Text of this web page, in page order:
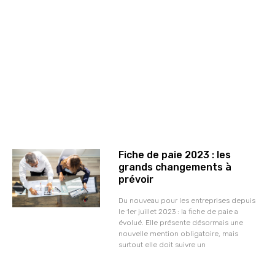
Fiche de paie 2023 : les
grands changements à
prévoir
Du nouveau pour les entreprises depuis
le 1er juillet 2023 : la fiche de paie a
évolué. Elle présente désormais une
nouvelle mention obligatoire, mais
surtout elle doit suivre un